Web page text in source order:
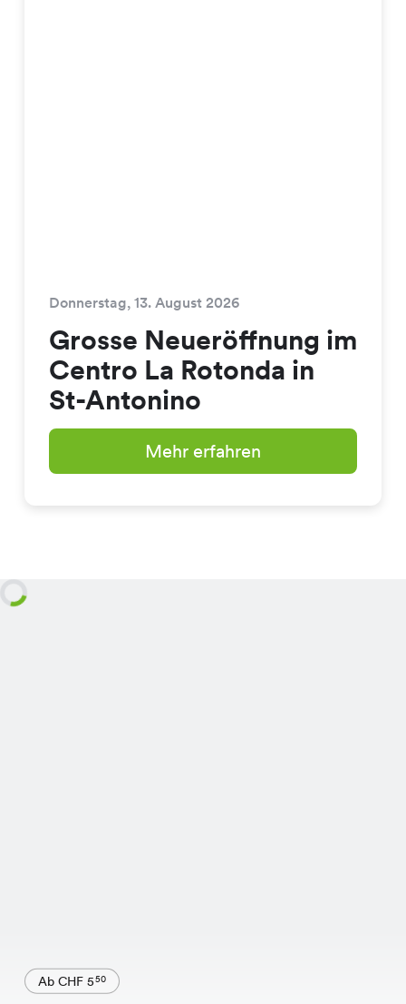
Donnerstag, 13. August 2026
Grosse Neueröffnung im
Centro La Rotonda in
St-Antonino
Mehr erfahren
Ab CHF 550